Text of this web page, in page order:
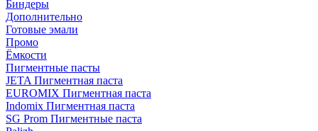
Биндеры
Дополнительно
Готовые эмали
Промо
Ёмкости
Пигментные пасты
JETA Пигментная паста
EUROMIX Пигментная паста
Indomix Пигментная паста
SG Prom Пигментные паста